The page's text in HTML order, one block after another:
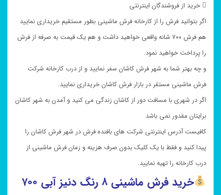
 خرید از فروشندگان اینترنتی
اگر بتوانید فرش را از کارخانه فرش ماشینی بطور مستقیم خریداری نمایید
هم فرش ۷۰۰ شانه واقعی خواهید داشت و هم یک قیمت به صرفه از فرش
را پرداخت خواهید نمود.
و چه بهتر شما به شهر فرش کاشان سفر نمایید و از درب کارخانه شرکت
فرش ماشینی مستقر در بازار فرش کاشان خریداری نمایید.
اگر در شهری با مسافت دور از کاشان زندگی می کنید و آمدن به شهر کاشان
برایتان مقدور نمی باشد
کافیست آدرس اینترنتی شرکت های بافنده فرش در شهر فرش کاشان را
پیدا کنید و فقط با یک کلیک بدون صرف هزینه و زمان فرش ماشینی از
درب کارخانه را تهیه نمایید.
خرید فرش ماشینی ۸ رنگ دنیز آبی ۷۰۰